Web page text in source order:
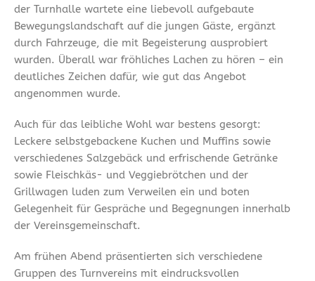
der Turnhalle wartete eine liebevoll aufgebaute
Bewegungslandschaft auf die jungen Gäste, ergänzt
durch Fahrzeuge, die mit Begeisterung ausprobiert
wurden. Überall war fröhliches Lachen zu hören – ein
deutliches Zeichen dafür, wie gut das Angebot
angenommen wurde.
Auch für das leibliche Wohl war bestens gesorgt:
Leckere selbstgebackene Kuchen und Muffins sowie
verschiedenes Salzgebäck und erfrischende Getränke
sowie Fleischkäs- und Veggiebrötchen und der
Grillwagen luden zum Verweilen ein und boten
Gelegenheit für Gespräche und Begegnungen innerhalb
der Vereinsgemeinschaft.
Am frühen Abend präsentierten sich verschiedene
Gruppen des Turnvereins mit eindrucksvollen